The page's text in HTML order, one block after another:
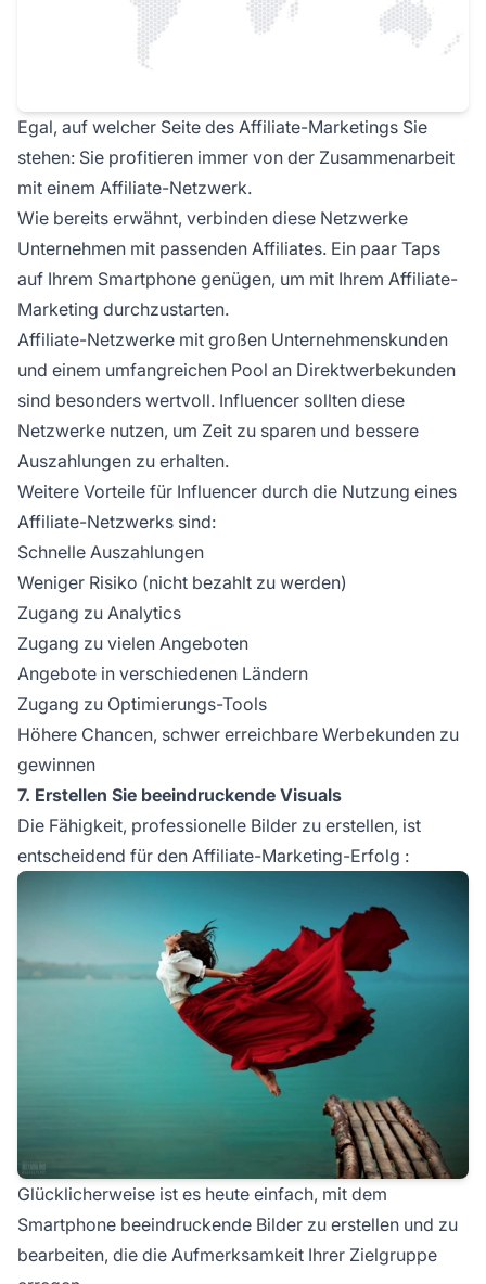
Egal, auf welcher Seite des Affiliate-Marketings Sie
stehen: Sie profitieren immer von der Zusammenarbeit
mit einem Affiliate-Netzwerk.
Wie bereits erwähnt, verbinden diese Netzwerke
Unternehmen mit passenden Affiliates. Ein paar Taps
auf Ihrem Smartphone genügen, um mit Ihrem Affiliate-
Marketing durchzustarten.
Affiliate-Netzwerke mit großen Unternehmenskunden
und einem umfangreichen Pool an Direktwerbekunden
sind besonders wertvoll. Influencer sollten diese
Netzwerke nutzen, um Zeit zu sparen und bessere
Auszahlungen zu erhalten.
Weitere Vorteile für Influencer durch die Nutzung eines
Affiliate-Netzwerks sind:
Schnelle Auszahlungen
Weniger Risiko (nicht bezahlt zu werden)
Zugang zu Analytics
Zugang zu vielen Angeboten
Angebote in verschiedenen Ländern
Zugang zu Optimierungs-Tools
Höhere Chancen, schwer erreichbare Werbekunden zu
gewinnen
7. Erstellen Sie beeindruckende Visuals
Die Fähigkeit, professionelle Bilder zu erstellen, ist
entscheidend für den Affiliate-Marketing-Erfolg :
Glücklicherweise ist es heute einfach, mit dem
Smartphone beeindruckende Bilder zu erstellen und zu
bearbeiten, die die Aufmerksamkeit Ihrer Zielgruppe